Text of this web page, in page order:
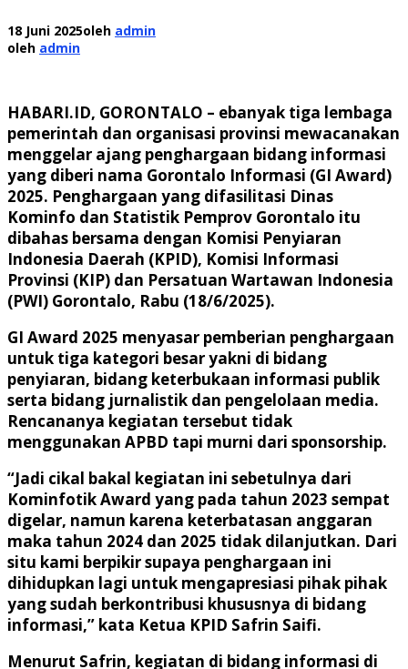
18 Juni 2025oleh admin
oleh admin
HABARI.ID, GORONTALO – ebanyak tiga lembaga
pemerintah dan organisasi provinsi mewacanakan
menggelar ajang penghargaan bidang informasi
yang diberi nama Gorontalo Informasi (GI Award)
2025. Penghargaan yang difasilitasi Dinas
Kominfo dan Statistik Pemprov Gorontalo itu
dibahas bersama dengan Komisi Penyiaran
Indonesia Daerah (KPID), Komisi Informasi
Provinsi (KIP) dan Persatuan Wartawan Indonesia
(PWI) Gorontalo, Rabu (18/6/2025).
GI Award 2025 menyasar pemberian penghargaan
untuk tiga kategori besar yakni di bidang
penyiaran, bidang keterbukaan informasi publik
serta bidang jurnalistik dan pengelolaan media.
Rencananya kegiatan tersebut tidak
menggunakan APBD tapi murni dari sponsorship.
“Jadi cikal bakal kegiatan ini sebetulnya dari
Kominfotik Award yang pada tahun 2023 sempat
digelar, namun karena keterbatasan anggaran
maka tahun 2024 dan 2025 tidak dilanjutkan. Dari
situ kami berpikir supaya penghargaan ini
dihidupkan lagi untuk mengapresiasi pihak pihak
yang sudah berkontribusi khususnya di bidang
informasi,” kata Ketua KPID Safrin Saifi.
Menurut Safrin, kegiatan di bidang informasi di